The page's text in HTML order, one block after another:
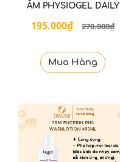
ẨM PHYSIOGEL DAILY
150ml
195.000₫ 270.000₫
Mua Hàng